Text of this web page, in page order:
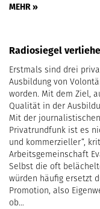
MEHR »
Radiosiegel
Erstmals sind drei
Ausbildung von
worden. Mit dem Ziel,
Qualität in der
Mit der
Privatrundfunk ist es
und kommerzieller“,
Arbeitsgemeinschaft
Selbst die oft
würden häufig ersetzt
Promotion, also
ob…